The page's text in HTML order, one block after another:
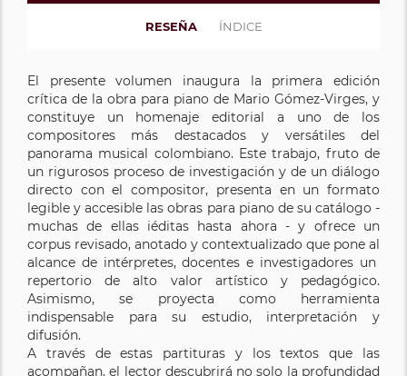
RESEÑA ÍNDICE
El presente volumen inaugura la primera edición
crítica de la obra para piano de Mario Gómez-Virges, y
constituye un homenaje editorial a uno de los
compositores más destacados y versátiles del
panorama musical colombiano. Este trabajo, fruto de
un rigurosos proceso de investigación y de un diálogo
directo con el compositor, presenta en un formato
legible y accesible las obras para piano de su catálogo -
muchas de ellas iéditas hasta ahora - y ofrece un
corpus revisado, anotado y contextualizado que pone al
alcance de intérpretes, docentes e investigadores un
repertorio de alto valor artístico y pedagógico.
Asimismo, se proyecta como herramienta
indispensable para su estudio, interpretación y
difusión.
A través de estas partituras y los textos que las
acompañan, el lector descubrirá no solo la profundidad